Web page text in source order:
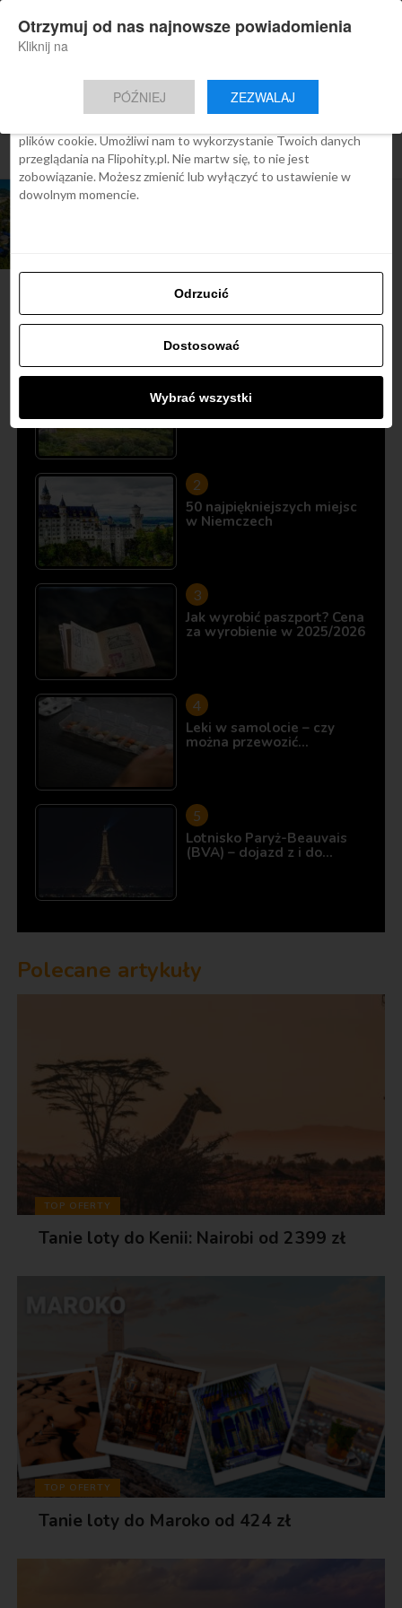
Nowa aplikacja Flipohity
Aktualne wiadomości, artykuły, TOP
Instalacja
All posts tagged "zamki nad loarą"
ARTYKUŁY
Najbardziej popularne
Śladami Harry’ego Pottera:
50 najpiękniejszych miejsc
w Niemczech
Jak wyrobić paszport? Cena
za wyrobienie w 2025/2026
Leki w samolocie – czy
można przewozić…
Lotnisko Paryż-Beauvais
(BVA) – dojazd z i do…
Polecane artykuły
TOP OFERTY
Tanie loty do Kenii: Nairobi od 2399 zł
TOP OFERTY
Tanie loty do Maroko od 424 zł
Zgoda Szczegóły O cookies
Ta strona używa plików cookies
We Flipo robimy wszystko, aby pokazać Ci tylko te treści, które
plików cookie. Umożliwi nam to wykorzystanie Twoich danych
przeglądania na Flipohity.pl. Nie martw się, to nie jest
zobowiązanie. Możesz zmienić lub wyłączyć to ustawienie w
dowolnym momencie.
Odrzucić
Dostosować
Wybrać wszystki
Otrzymuj od nas najnowsze powiadomienia
Kliknij na
PÓŹNIEJ ZEZWALAJ